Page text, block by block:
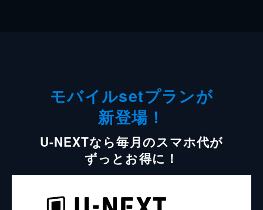
モバイルsetプランが
新登場！
U-NEXTなら毎月のスマホ代が
ずっとお得に！